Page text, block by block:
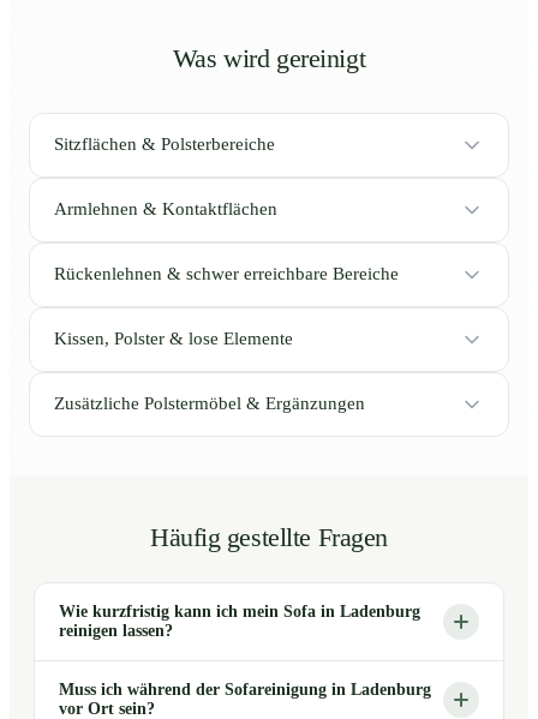
Was wird gereinigt
Sitzflächen & Polsterbereiche
Armlehnen & Kontaktflächen
Rückenlehnen & schwer erreichbare Bereiche
Kissen, Polster & lose Elemente
Zusätzliche Polstermöbel & Ergänzungen
Häufig gestellte Fragen
Wie kurzfristig kann ich mein Sofa in Ladenburg
reinigen lassen?
Muss ich während der Sofareinigung in Ladenburg
vor Ort sein?